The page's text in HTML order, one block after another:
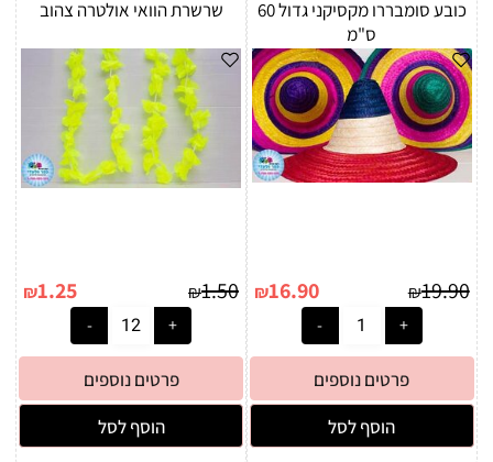
כובע סומבררו מקסיקני גדול 60
ס"מ
₪19.90
₪16.90
פרטים נוספים
הוסף לסל
שרשרת הוואי אולטרה צהוב
₪1.50
₪1.25
פרטים נוספים
הוסף לסל